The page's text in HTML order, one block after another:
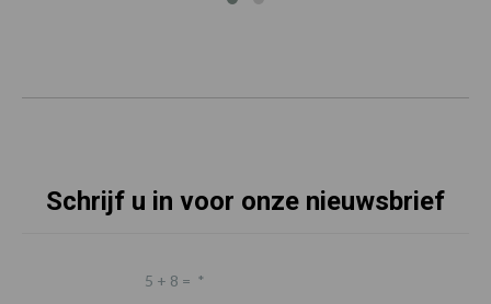
Schrijf u in voor onze nieuwsbrief
5 + 8 = *